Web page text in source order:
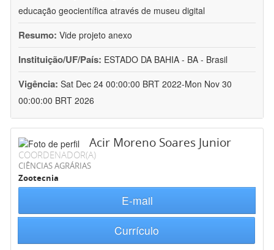
educação geocientífica através de museu digital
Resumo: Vide projeto anexo
Instituição/UF/País: ESTADO DA BAHIA - BA - Brasil
Vigência: Sat Dec 24 00:00:00 BRT 2022-Mon Nov 30
00:00:00 BRT 2026
Acir Moreno Soares Junior
COORDENADOR(A)
CIÊNCIAS AGRÁRIAS
Zootecnia
E-mail
Currículo